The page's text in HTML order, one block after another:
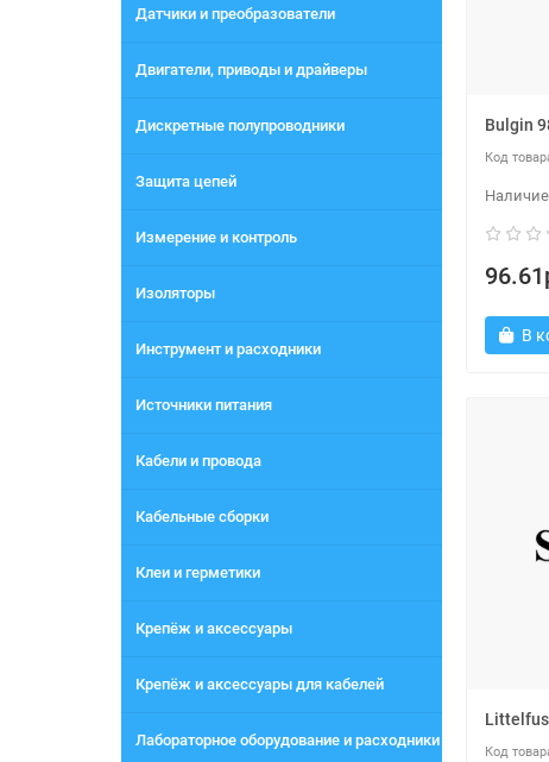
Датчики и преобразователи
Двигатели, приводы и драйверы
Дискретные полупроводники
Защита цепей
Измерение и контроль
Изоляторы
Инструмент и расходники
Источники питания
Кабели и провода
Кабельные сборки
Клеи и герметики
Крепёж и аксессуары
Крепёж и аксессуары для кабелей
Лабораторное оборудование и расходники
Bulgin
В